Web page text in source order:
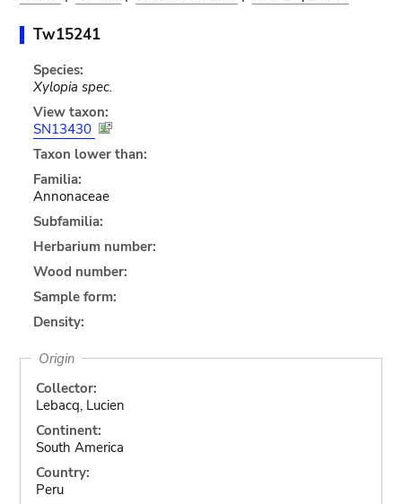
Tw15241
Species:
Xylopia spec.
View taxon:
SN13430
Taxon lower than:
Familia:
Annonaceae
Subfamilia:
Herbarium number:
Wood number:
Sample form:
Density:
Origin
Collector:
Lebacq, Lucien
Continent:
South America
Country:
Peru